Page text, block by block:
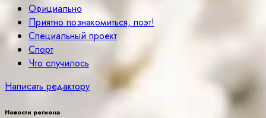
Официально
Приятно познакомиться, поэт!
Специальный проект
Спорт
Что случилось
Написать редактору
Новости региона